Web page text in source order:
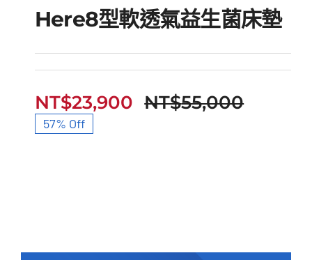
Here8型軟透氣益生菌床
Here8型軟透氣益生菌床墊
NT$55,000
NT$23,900
57% Off